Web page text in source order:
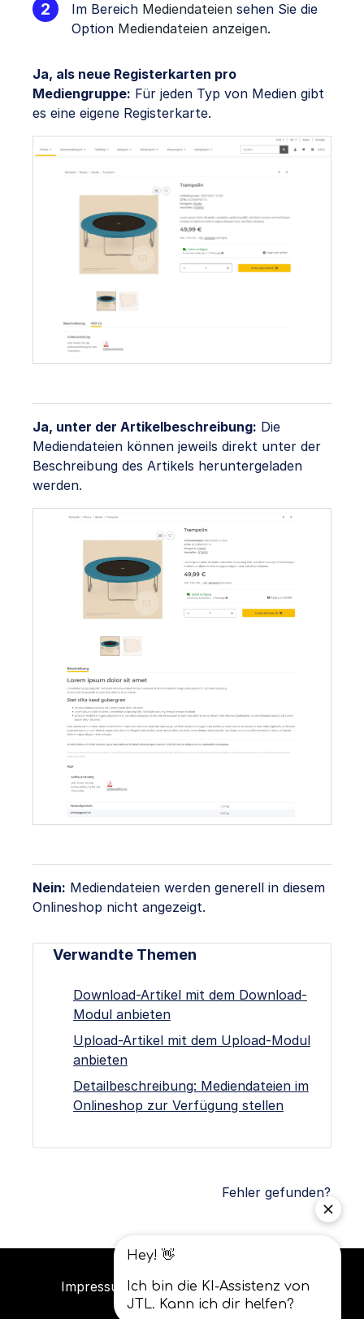
Im Bereich Mediendateien sehen Sie die
Option Mediendateien anzeigen.
Ja, als neue Registerkarten pro
Mediengruppe: Für jeden Typ von Medien gibt
es eine eigene Registerkarte.
Ja, unter der Artikelbeschreibung: Die
Mediendateien können jeweils direkt unter der
Beschreibung des Artikels heruntergeladen
werden.
Nein: Mediendateien werden generell in diesem
Onlineshop nicht angezeigt.
Verwandte Themen
Download-Artikel mit dem Download-
Modul anbieten
Upload-Artikel mit dem Upload-Modul
anbieten
Detailbeschreibung: Mediendateien im
Onlineshop zur Verfügung stellen
Fehler gefunden?
Impressum Datenschutz AGB